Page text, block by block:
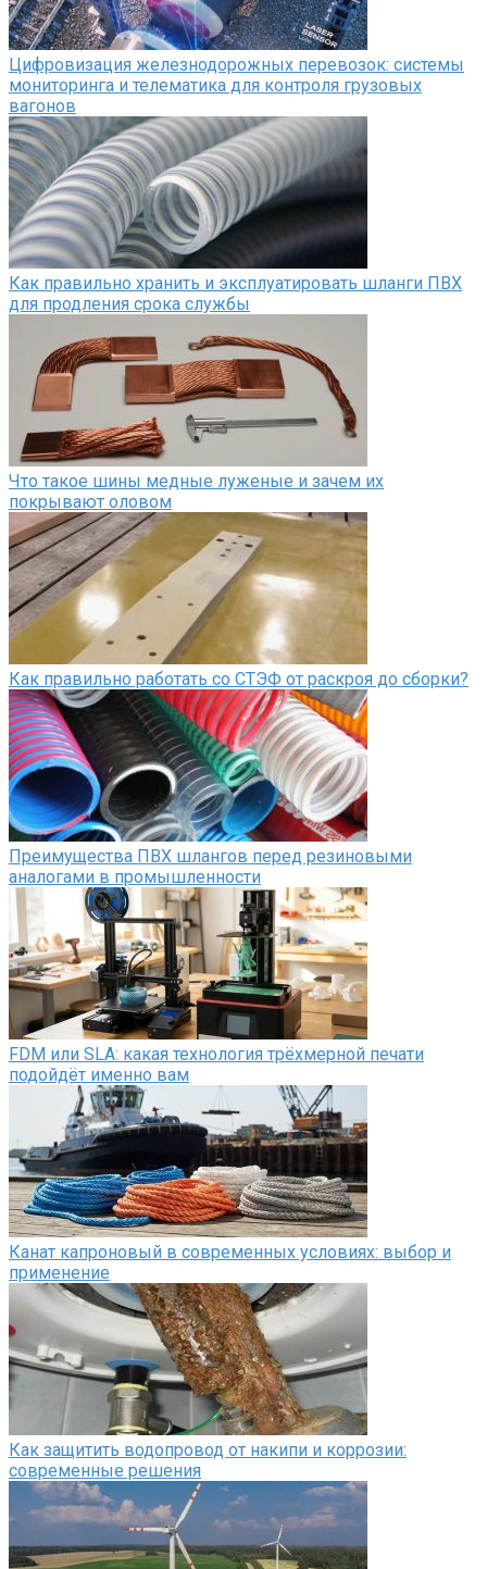
Цифровизация железнодорожных перевозок: системы
мониторинга и телематика для контроля грузовых
вагонов
Как правильно хранить и эксплуатировать шланги ПВХ
для продления срока службы
Что такое шины медные луженые и зачем их
покрывают оловом
Как правильно работать со СТЭФ от раскроя до сборки?
Преимущества ПВХ шлангов перед резиновыми
аналогами в промышленности
FDM или SLA: какая технология трёхмерной печати
подойдёт именно вам
Канат капроновый в современных условиях: выбор и
применение
Как защитить водопровод от накипи и коррозии:
современные решения